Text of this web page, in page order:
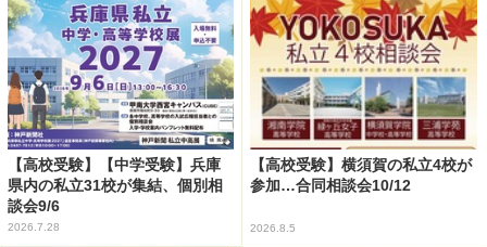
【高校受験】【中学受験】兵庫
県内の私立31校が集結、個別相
談会9/6
2026.7.28
【高校受験】横須賀の私立4校が
参加…合同相談会10/12
2026.8.5